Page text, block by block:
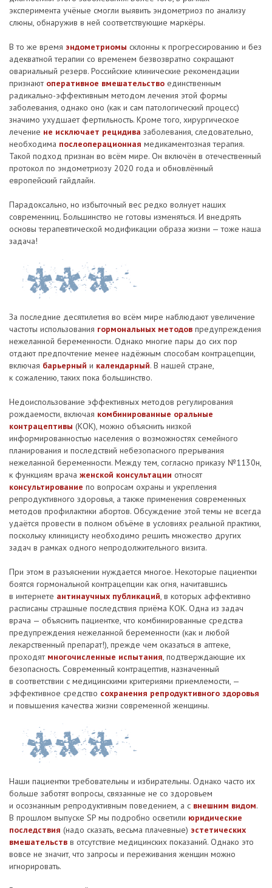
эксперимента учёные смогли выявить эндометриоз по анализу
слюны, обнаружив в ней соответствующие маркёры.
В то же время эндометриомы склонны к прогрессированию и без
адекватной терапии со временем безвозвратно сокращают
овариальный резерв. Российские клинические рекомендации
признают оперативное вмешательство единственным
радикально-эффективным методом лечения этой формы
заболевания, однако оно (как и сам патологический процесс)
значимо ухудшает фертильность. Кроме того, хирургическое
лечение не исключает рецидива заболевания, следовательно,
необходима послеоперационная медикаментозная терапия.
Такой подход признан во всём мире. Он включён в отечественный
протокол по эндометриозу 2020 года и обновлённый
европейский гайдлайн.
Парадоксально, но избыточный вес редко волнует наших
современниц. Большинство не готовы изменяться. И внедрять
основы терапевтической модификации образа жизни — тоже наша
задача!
За последние десятилетия во всём мире наблюдают увеличение
частоты использования гормональных методов преду­преждения
нежеланной беременности. Однако многие пары до сих пор
отдают предпочтение менее надёжным способам контрацепции,
включая барьерный и календарный. В нашей стране,
к сожалению, таких пока большинство.
Недоиспользование эффективных методов регулирования
рождаемости, включая комбинированные оральные
контрацептивы (КОК), можно объяснить низкой
информированностью населения о возможностях семейного
планирования и последствий небезопасного прерывания
нежеланной беременности. Между тем, согласно приказу №1130н,
к функциям врача женской консультации относят
консультирование по вопросам охраны и укрепления
репродуктивного здоровья, а также применения современных
методов профилактики абортов. Обсуждение этой темы не всегда
удаётся провести в полном объёме в условиях реальной практики,
поскольку клиницисту необходимо решить множество других
задач в рамках одного непродолжительного визита.
При этом в разъяснении нуждается многое. Некоторые пациентки
боятся гормональной контрацепции как огня, начитавшись
в интернете антинаучных публикаций, в которых аффективно
расписаны страшные последствия приёма КОК. Одна из задач
врача — объяснить пациентке, что комбинированные средства
предупреждения нежеланной беременности (как и любой
лекарственный препарат!), прежде чем оказаться в аптеке,
проходят многочисленные испытания, подтверждающие их
безопасность. Современный контрацептив, назначенный
в соответствии с медицинскими критериями приемлемости, —
эффективное средство сохранения репродуктивного здоровья
и повышения качества жизни современной женщины.
Наши пациентки требовательны и избирательны. Однако часто их
больше заботят вопросы, связанные не со здоровьем
и осознанным репродуктивным поведением, а с внешним видом.
В прошлом выпуске SP мы подробно осветили юридические
последствия (надо сказать, весьма плачевные) эстетических
вмешательств в отсутствие медицинских показаний. Однако это
вовсе не значит, что запросы и переживания женщин можно
игнорировать.